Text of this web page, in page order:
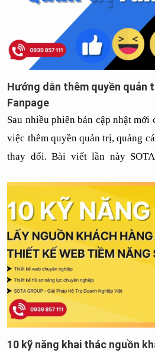
Hướng dẫn thêm quyền quản
Fanpage
Sau nhiều phiên bản cập nhật mới
việc thêm quyền quản trị, quảng
thay đổi. Bài viết lần này
10 kỹ năng khai thác nguồn